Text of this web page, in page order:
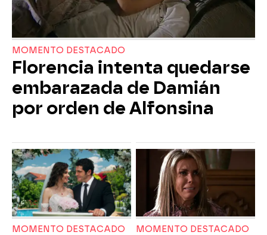
MOMENTO DESTACADO
Florencia intenta quedarse
embarazada de Damián
por orden de Alfonsina
MOMENTO DESTACADO MOMENTO DESTACADO